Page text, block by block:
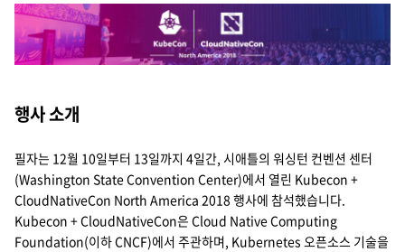
인사이트
고객사례
리소스
회사정보
행사 소개
필자는 12월 10일부터 13일까지 4일간, 시애틀의 워싱턴 컨벤션 센터
(Washington State Convention Center)에서 열린 Kubecon +
CloudNativeCon North America 2018 행사에 참석했습니다.
Kubecon + CloudNativeCon은 Cloud Native Computing
Foundation(이하 CNCF)에서 주관하며, Kubernetes 오픈소스 기술을